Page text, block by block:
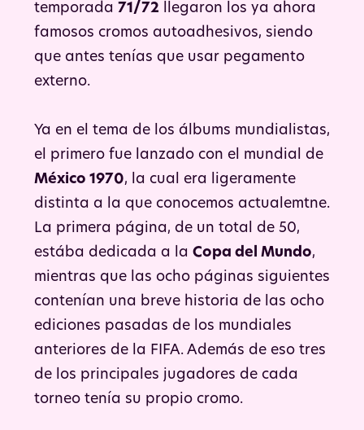
temporada 71/72 llegaron los ya ahora
famosos cromos autoadhesivos, siendo
que antes tenías que usar pegamento
externo.
Ya en el tema de los álbums mundialistas,
el primero fue lanzado con el mundial de
México 1970, la cual era ligeramente
distinta a la que conocemos actualemtne.
La primera página, de un total de 50,
estába dedicada a la Copa del Mundo,
mientras que las ocho páginas siguientes
contenían una breve historia de las ocho
ediciones pasadas de los mundiales
anteriores de la FIFA. Además de eso tres
de los principales jugadores de cada
torneo tenía su propio cromo.